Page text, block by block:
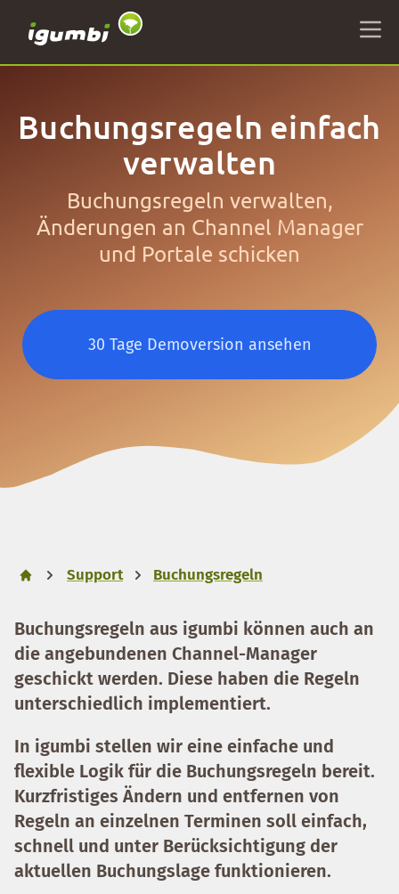
Buchungsregeln einfach
verwalten
Buchungsregeln verwalten,
Änderungen an Channel Manager
und Portale schicken
30 Tage Demoversion ansehen
Support Buchungsregeln
Buchungsregeln aus igumbi können auch an
die angebundenen Channel-Manager
geschickt werden. Diese haben die Regeln
unterschiedlich implementiert.
In igumbi stellen wir eine einfache und
flexible Logik für die Buchungsregeln bereit.
Kurzfristiges Ändern und entfernen von
Regeln an einzelnen Terminen soll einfach,
schnell und unter Berücksichtigung der
aktuellen Buchungslage funktionieren.